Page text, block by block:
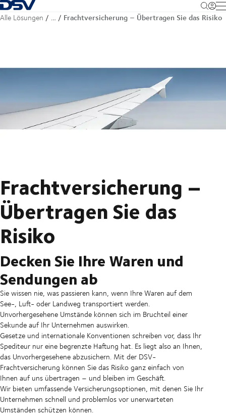
Zurück zur Startseite
Alle Lösungen … Frachtversicherung – Übertragen Sie das Risiko
Frachtversicherung –
Übertragen Sie das
Risiko
Decken Sie Ihre Waren und
Sendungen ab
Sie wissen nie, was passieren kann, wenn Ihre Waren auf dem
See-, Luft- oder Landweg transportiert werden.
Unvorhergesehene Umstände können sich im Bruchteil einer
Sekunde auf Ihr Unternehmen auswirken.
Gesetze und internationale Konventionen schreiben vor, dass Ihr
Spediteur nur eine begrenzte Haftung hat. Es liegt also an Ihnen,
das Unvorhergesehene abzusichern. Mit der DSV-
Frachtversicherung können Sie das Risiko ganz einfach von
Ihnen auf uns übertragen – und bleiben im Geschäft.
Wir bieten umfassende Versicherungsoptionen, mit denen Sie Ihr
Unternehmen schnell und problemlos vor unerwarteten
Umständen schützen können.